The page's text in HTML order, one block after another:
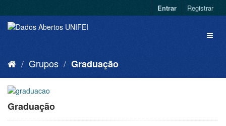
Entrar Registrar
Grupos Graduação
Graduação